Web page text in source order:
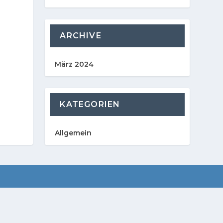
ARCHIVE
März 2024
KATEGORIEN
Allgemein